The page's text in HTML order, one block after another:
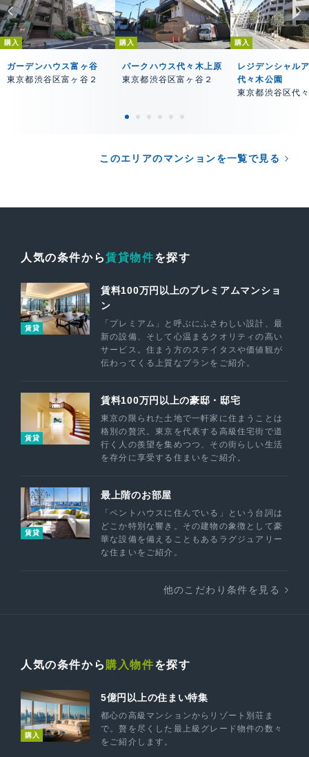
購入
ガーデンハウス富ヶ谷
東京都渋谷区富ヶ谷２
購入
パークハウス代々木上原
東京都渋谷区富ヶ谷２
購入
レジデンシャル
代々木公園
東京都渋谷区代
このエリアのマンションを一覧で見る
人気の条件から賃貸物件を探す
賃貸
賃料100万円以上のプレミアムマンショ
ン
「プレミアム」と呼ぶにふさわしい設計、最
新の設備、そして心温まるクオリティの高い
サービス。住まう方のステイタスや価値観が
伝わってくる上質なプランをご紹介。
賃貸
賃料100万円以上の豪邸・邸宅
東京の限られた土地で一軒家に住まうことは
格別の贅沢。東京を代表する高級住宅街で道
行く人の羨望を集めつつ、その街らしい生活
を存分に享受する住まいをご紹介。
賃貸
最上階のお部屋
「ペントハウスに住んでいる」という台詞は
どこか特別な響き。その建物の象徴として豪
華な設備を備えることもあるラグジュアリー
な住まいをご紹介。
他のこだわり条件を見る
人気の条件から 購入物件を探す
購入
5億円以上の住まい特集
都心の高級マンションからリゾート別荘ま
で。贅を尽くした最上級グレード物件の数々
をご紹介します。